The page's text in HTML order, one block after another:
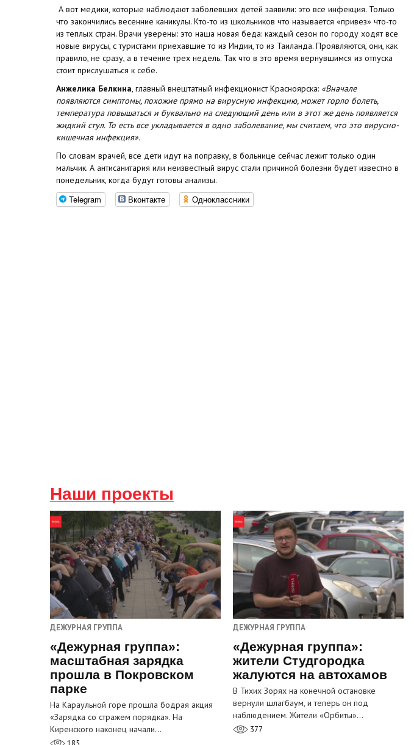
А вот медики, которые наблюдают заболевших детей заявили: это все инфекция. Только
что закончились весенние каникулы. Кто-то из школьников что называется «привез» что-то
из теплых стран. Врачи уверены: это наша новая беда: каждый сезон по городу ходят все
новые вирусы, с туристами приехавшие то из Индии, то из Таиланда. Проявляются, они, как
правило, не сразу, а в течение трех недель. Так что в это время вернувшимся из отпуска
стоит прислушаться к себе.
Анжелика Белкина, главный внештатный инфекционист Красноярска: «Вначале
появляются симптомы, похожие прямо на вирусную инфекцию, может горло болеть,
температура повышаться и буквально на следующий день или в этот же день появляется
жидкий стул. То есть все укладывается в одно заболевание, мы считаем, что это вирусно-
кишечная инфекция».
По словам врачей, все дети идут на поправку, в больнице сейчас лежит только один
мальчик. А антисанитария или неизвестный вирус стали причиной болезни будет известно в
понедельник, когда будут готовы анализы.
Telegram Вконтакте Одноклассники
Наши проекты
ДЕЖУРНАЯ ГРУППА
«Дежурная группа»:
масштабная зарядка
прошла в Покровском
парке
На Караульной горе прошла бодрая акция
«Зарядка со стражем порядка». На
Киренского наконец начали…
ДЕЖУРНАЯ ГРУППА
«Дежурная группа»:
жители Студгородка
жалуются на автохамов
В Тихих Зорях на конечной остановке
вернули шлагбаум, и теперь он под
наблюдением. Жители «Орбиты»…
377